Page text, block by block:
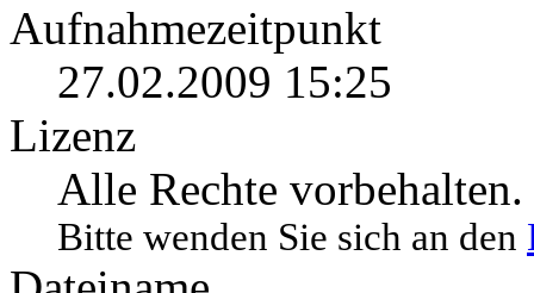
mehr
Aufnahmezeitpunkt
27.02.2009 15:25
Lizenz
Alle Rechte vorbehalten.